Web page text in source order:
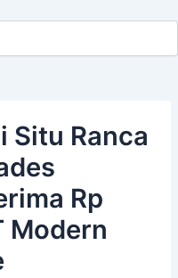
Situ Ranca
Rp
Modern